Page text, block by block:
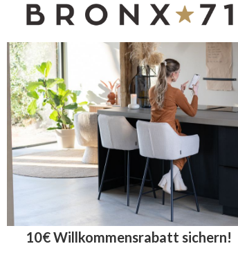
Jetzt zum Newsletter anmelden
Hier anmelden
Du bekommst immer die besten
Zusatzinformation
Geschäftskunden
Über uns
10€ Willkommensrabatt sichern!